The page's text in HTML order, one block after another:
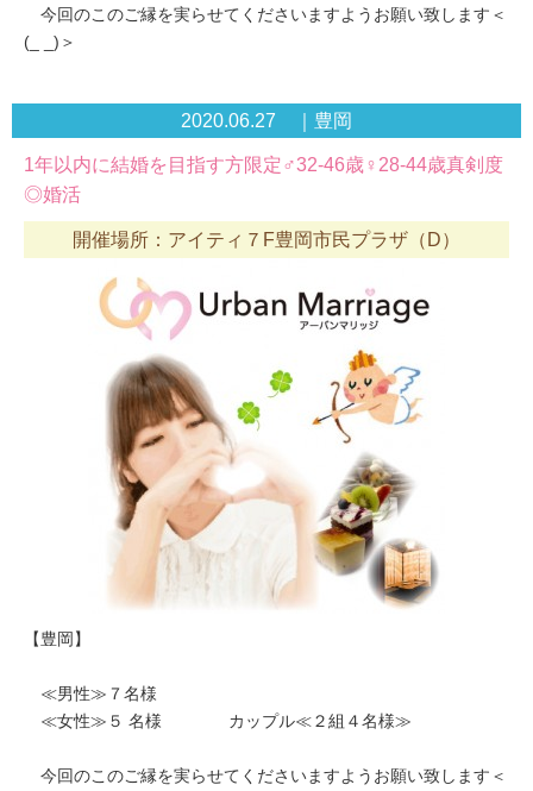
今回のこのご縁を実らせてくださいますようお願い致します＜
(_ _)＞
2020.06.27 ｜豊岡
1年以内に結婚を目指す方限定♂32-46歳♀28-44歳真剣度
◎婚活
開催場所：アイティ７F豊岡市民プラザ（D）
【豊岡】
≪男性≫７名様
≪女性≫５ 名様 カップル≪２組４名様≫
今回のこのご縁を実らせてくださいますようお願い致します＜